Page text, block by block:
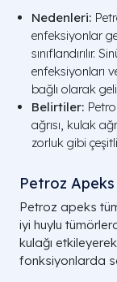
Nedenleri:
enfeksiyonlar
sınıflandırılır.
enfeksiyonları
bağlı olarak
Belirtiler:
ağrısı, kulak
zorluk gibi
Petroz
Petroz apeks
iyi huylu
kulağı
fonksiyonlarda